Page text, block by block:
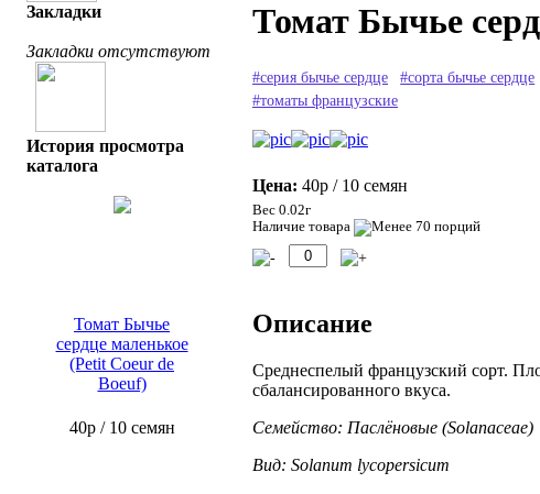
Закладки
Закладки отсутствуют
История просмотра
каталога
Томат Бычье
сердце маленькое
(Petit Coeur de
Boeuf)
40р / 10 семян
Томат Бычье
#серия бычье сердце #сорта бычье сердце
#томаты французские
Цена: 40р / 10 семян
Вес 0.02г
Наличие товара
Описание
Среднеспелый французский сорт.
сбалансированного вкуса.
Семейство: Паслёновые (Solanaceae)
Вид: Solanum lycopersicum